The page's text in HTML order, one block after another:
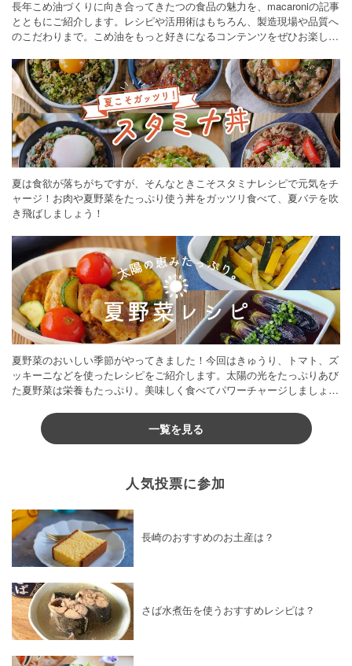
長年こめ油づくりに向き合ってきたつの食品の魅力を、macaroniの記事
とともにご紹介します。レシピや活用術はもちろん、製造現場や品質へ
のこだわりまで。こめ油をもっと好きになるコンテンツをぜひお楽しみ
夏は食欲が落ちがちですが、そんなときこそスタミナレシピで元気をチ
ャージ！お肉や夏野菜をたっぷり使う丼をガッツリ食べて、夏バテを吹
き飛ばしましょう！
夏野菜のおいしい季節がやってきました！今回はきゅうり、トマト、ズ
ッキーニなどを使ったレシピをご紹介します。太陽の光をたっぷりあび
た夏野菜は栄養もたっぷり。美味しく食べてパワーチャージしましょう
一覧を見る
人気投票に参加
長崎のおすすめのお土産は？
さば水煮缶を使うおすすめレシピは？